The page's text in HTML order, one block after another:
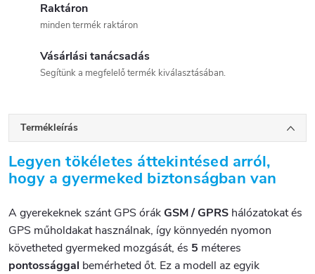
Raktáron
minden termék raktáron
Vásárlási tanácsadás
Segítünk a megfelelő termék kiválasztásában.
Termékleírás
Legyen tökéletes áttekintésed arról,
hogy a gyermeked biztonságban van
A gyerekeknek szánt GPS órákGSM / GPRS hálózatokat és
GPS műholdakat használnak, így könnyedén nyomon
követheted gyermeked mozgását, és 5 méteres
pontossággal bemérheted őt. Ez a modell az egyik